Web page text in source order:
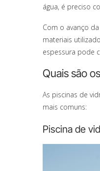
água, é preciso
Com o avanço da
materiais
espessura pode
Quais são
As piscinas de
mais comuns:
Piscina de